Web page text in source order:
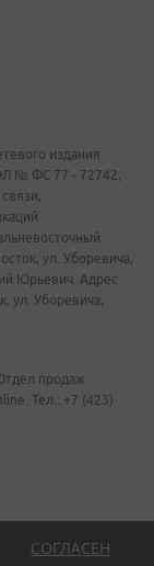
СОГЛАСЕН
издания
№ ФС 77 - 72742,
ул. Уборевича,
Юрьевич. Адрес
ул. Уборевича,
продаж
Тел.: +7 (423)